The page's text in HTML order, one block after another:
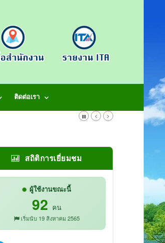
ติดต่อเรา
สถิติการเยี่ยมชม
ผู้ใช้งานขณะนี้
92 คน
เริ่มนับ 19 สิงหาคม 2565